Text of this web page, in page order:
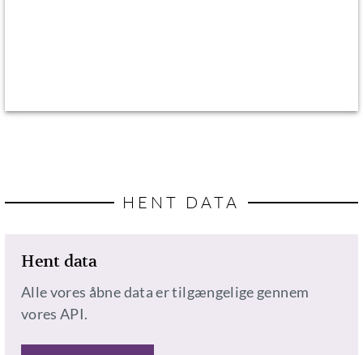
HENT DATA
Hent data
Alle vores åbne data er tilgængelige gennem
vores API.